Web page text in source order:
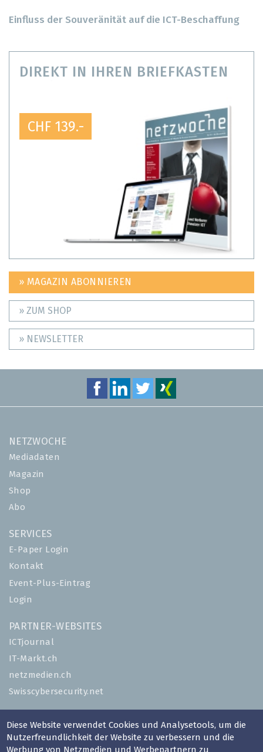
Einfluss der Souveränität auf die ICT-Beschaffung
DIREKT IN IHREN BRIEFKASTEN
CHF 139.-
» MAGAZIN ABONNIEREN
» ZUM SHOP
» NEWSLETTER
NETZWOCHE
Mediadaten
Magazin
Shop
Abo
SERVICES
E-Paper Login
Kontakt
Event-Plus-Eintrag
Login
PARTNER-WEBSITES
ICTjournal
IT-Markt.ch
netzmedien.ch
Swisscybersecurity.net
© NETZMEDIEN AG 2026
Impressum
Diese Website verwendet Cookies und Analysetools, um die
Nutzerfreundlichkeit der Website zu verbessern und die
Werbung von Netzmedien und Werbepartnern zu